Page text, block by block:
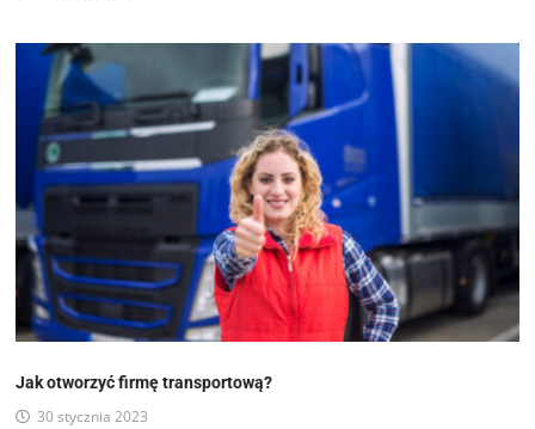
Jak otworzyć firmę transportową?
30 stycznia 2023